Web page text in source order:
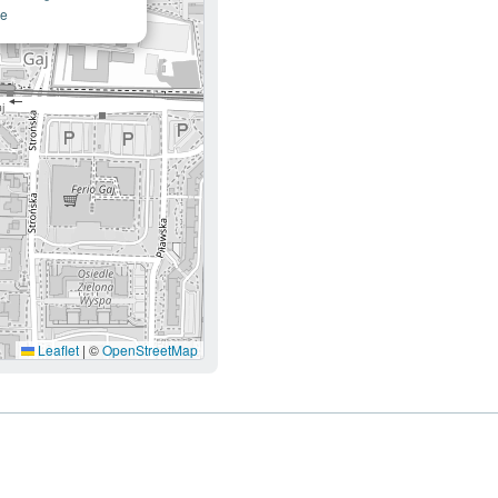
- otworzy się w nowej karcie
Leaflet | ©OpenStreetMap